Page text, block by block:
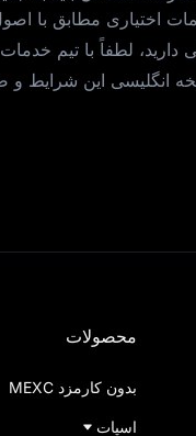
اختیاری مطابق با
انگلیسی این شرایط
محصولات
بدون کارمزد MEXC
اسپات